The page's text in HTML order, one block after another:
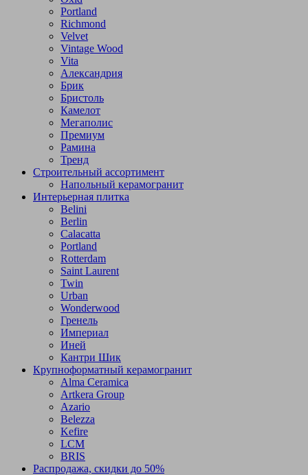
Portland
Richmond
Velvet
Vintage Wood
Vita
Александрия
Брик
Бристоль
Камелот
Мегаполис
Премиум
Рамина
Тренд
Строительный ассортимент
Напольный керамогранит
Интерьерная плитка
Belini
Berlin
Calacatta
Portland
Rotterdam
Saint Laurent
Twin
Urban
Wonderwood
Гренель
Империал
Иней
Кантри Шик
Крупноформатный керамогранит
Alma Ceramica
Artkera Group
Azario
Belezza
Kefire
LCM
BRIS
Распродажа, скидки до 50%